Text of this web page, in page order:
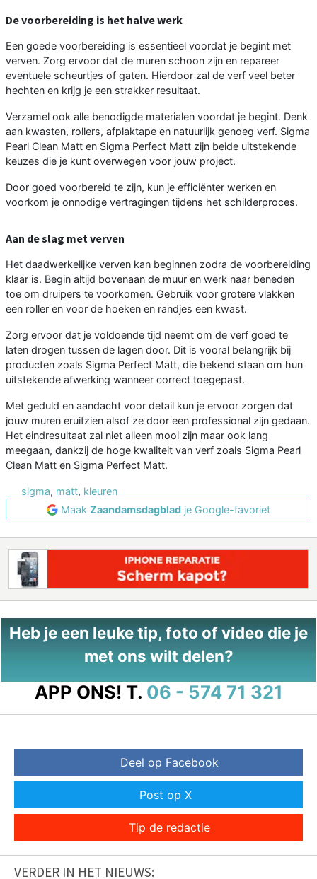
De voorbereiding is het halve werk
Een goede voorbereiding is essentieel voordat je begint met
verven. Zorg ervoor dat de muren schoon zijn en repareer
eventuele scheurtjes of gaten. Hierdoor zal de verf veel beter
hechten en krijg je een strakker resultaat.
Verzamel ook alle benodigde materialen voordat je begint. Denk
aan kwasten, rollers, afplaktape en natuurlijk genoeg verf. Sigma
Pearl Clean Matt en Sigma Perfect Matt zijn beide uitstekende
keuzes die je kunt overwegen voor jouw project.
Door goed voorbereid te zijn, kun je efficiënter werken en
voorkom je onnodige vertragingen tijdens het schilderproces.
Aan de slag met verven
Het daadwerkelijke verven kan beginnen zodra de voorbereiding
klaar is. Begin altijd bovenaan de muur en werk naar beneden
toe om druipers te voorkomen. Gebruik voor grotere vlakken
een roller en voor de hoeken en randjes een kwast.
Zorg ervoor dat je voldoende tijd neemt om de verf goed te
laten drogen tussen de lagen door. Dit is vooral belangrijk bij
producten zoals Sigma Perfect Matt, die bekend staan om hun
uitstekende afwerking wanneer correct toegepast.
Met geduld en aandacht voor detail kun je ervoor zorgen dat
jouw muren eruitzien alsof ze door een professional zijn gedaan.
Het eindresultaat zal niet alleen mooi zijn maar ook lang
meegaan, dankzij de hoge kwaliteit van verf zoals Sigma Pearl
Clean Matt en Sigma Perfect Matt.
sigma, matt, kleuren
Maak Zaandamsdagblad je Google-favoriet
Heb je een leuke tip, foto of video die je
met ons wilt delen?
APP ONS! T. 06 - 574 71 321
Deel op Facebook
Post op X
Tip de redactie
VERDER IN HET NIEUWS: